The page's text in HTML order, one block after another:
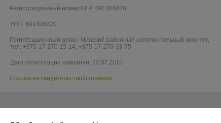
Регистрационный номер ЕГР: 691306820
УНП: 691306820
Регистрационный орган: Минский районный исполнительный комитет,
тел. +375-17-270-29-14, +375-17-270-33-75
Дата регистрации компании: 22.07.2010
Ссылка на свидетельство/лицензию